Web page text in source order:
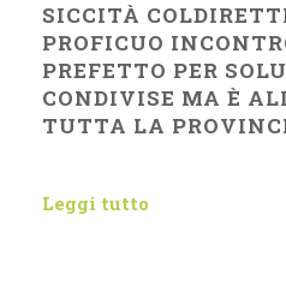
SICCITÀ
PROFICUO
PREFETTO PER
CONDIVISE MA È
TUTTA LA
Leggi tutto